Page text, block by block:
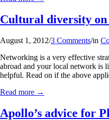
Cultural diversity
August 1, 2012/3 Comments/in
Networking is a very effective
abroad and your local network is
helpful. Read on if the above
Read more →
Apollo’s advice for